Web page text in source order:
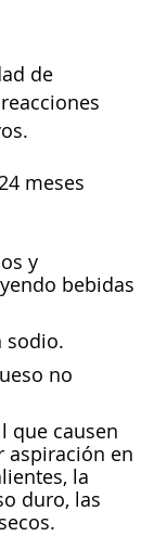
de
meses
y
bebidas
sodio.
no
que causen
aspiración en
la
duro, las